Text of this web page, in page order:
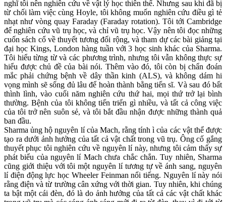
nghĩ tôi nên nghiên cứu về vật lý học thiên thể. Nhưng sau khi đã bị
từ chối làm việc cùng Hoyle, tôi không muốn nghiên cứu điều gì tẻ
nhạt như vòng quay Faraday (Faraday rotation). Tôi tới Cambridge
để nghiên cứu vũ trụ học, và chỉ vũ trụ học. Vậy nên tôi đọc những
cuốn sách cổ về thuyết tương đối rộng, và tham dự các bài giảng tại
đại học Kings, London hàng tuần với 3 học sinh khác của Sharma.
Tôi hiểu từng từ và các phương trình, nhưng tôi vẫn không thực sự
hiểu được chủ đề của bài nói. Thêm vào đó, tôi còn bị chẩn đoán
mắc phải chứng bệnh về dây thần kinh (ALS), và không dám hi
vọng mình sẽ sống đủ lâu để hoàn thành bằng tiến sĩ. Và sau đó bất
thình lình, vào cuối năm nghiên cứu thứ hai, mọi thứ trở lại bình
thường. Bệnh của tôi không tiến triển gì nhiều, và tất cả công việc
của tôi trở nên suôn sẻ, và tôi bắt đầu nhận được những thành quả
ban đầu.
Sharma ủng hộ nguyên lí của Mach, rằng tính ì của các vật thể được
tạo ra dưới ảnh hưởng của tất cả vật chất trong vũ trụ. Ông cố gắng
thuyết phục tôi nghiên cứu về nguyên lí này, nhưng tôi cảm thấy sự
phát biểu của nguyên lí Mach chưa chắc chắn. Tuy nhiên, Sharma
cũng giới thiệu với tôi một nguyên lí tương tự về ánh sang, nguyên
lí điện động lực học Wheeler Feinman nổi tiếng. Nguyên lí này nói
rằng điện và từ trường cân xứng với thời gian. Tuy nhiên, khi chúng
ta bật một cái đèn, đó là do ảnh hưởng của tất cả các vật chất khác